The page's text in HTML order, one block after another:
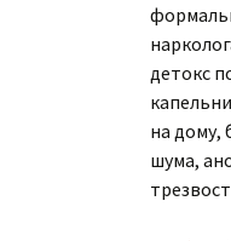
детокс
на дому,
шума,